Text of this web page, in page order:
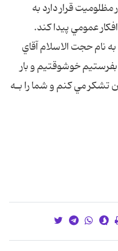
قرار دارد به
عمومي پيدا كند.
نام حجت الاسلام آقاي
خوشوقتيم و بار
تشكر مي كنم و شما را بـه